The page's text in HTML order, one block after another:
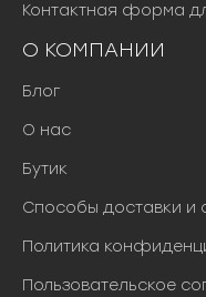
Контактная форма
О КОМПАНИИ
Блог
О нас
Бутик
Способы доставки и
Политика
Пользовательское